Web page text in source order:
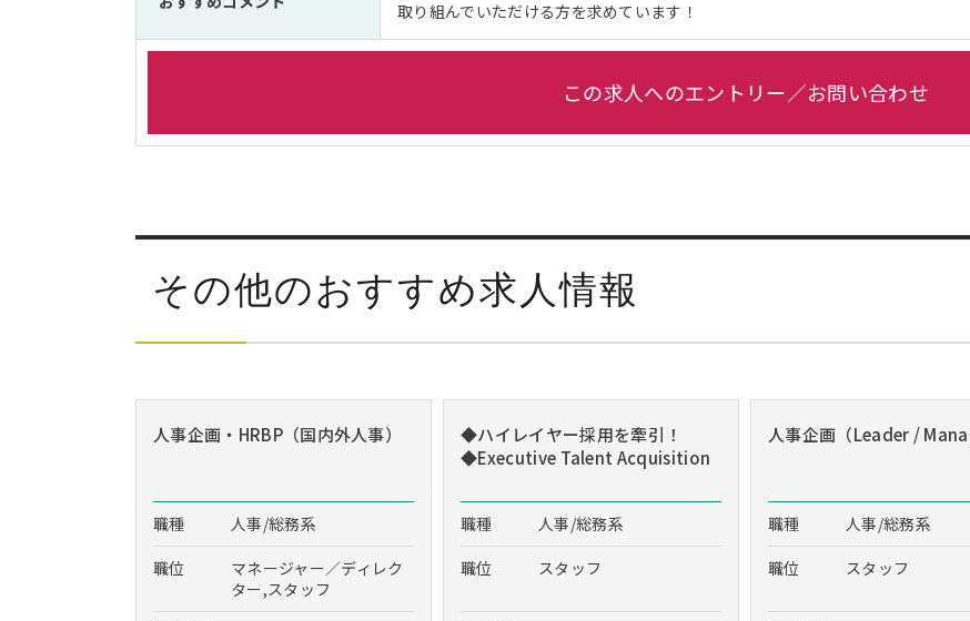
取り組んでいただける方を求めています！
この求人へのエントリー／お問い合わせ
その他のおすすめ求人情報
人事企画・HRBP（国内外人事）
職種
人事/総務系
職位
マネージャー／ディレク
ター,スタッフ
◆ハイレイヤー採用を牽引！
◆Executive Talent Acquisition
職種
人事/総務系
職位
スタッフ
人事企画（Leader /
職種
人事/総務系
職位
スタッフ